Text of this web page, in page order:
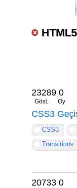
HTML5
23289
Göst.
0
Oy
CSS3
CSS3
Transitions
20733 0